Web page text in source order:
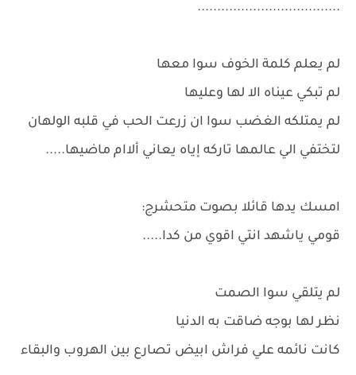
....................................
لم يعلم كلمة الخوف سوا معها
لم تبكي عيناه الا لها وعليها
لم يمتلكه الغضب سوا ان زرعت الحب في قلبه الولهان
لتختفي الي عالمها تاركه إياه يعاني ألاام ماضيها.....
امسك يدها قائلا بصوت متحشرج:
قومي ياشهد انتي اقوي من كدا.....
لم يتلقي سوا الصمت
نظر لها بوجه ضاقت به الدنيا
كانت نائمه علي فراش ابيض تصارع بين الهروب والبقاء